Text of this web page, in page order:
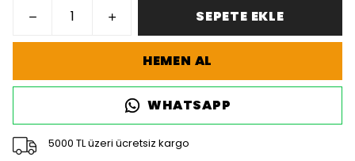
SEPETE EKLE
HEMEN AL
WHATSAPP
5000 TL üzeri ücretsiz kargo